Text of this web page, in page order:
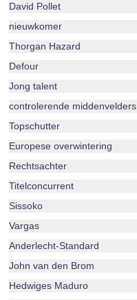
David Pollet
nieuwkomer
Thorgan Hazard
Defour
Jong talent
controlerende middenvelders
Topschutter
Europese overwintering
Rechtsachter
Titelconcurrent
Sissoko
Vargas
Anderlecht-Standard
John van den Brom
Hedwiges Maduro